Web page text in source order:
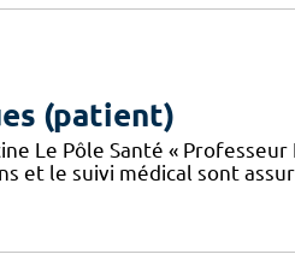
(patient)
Le Pôle Santé «
et le suivi médical sont